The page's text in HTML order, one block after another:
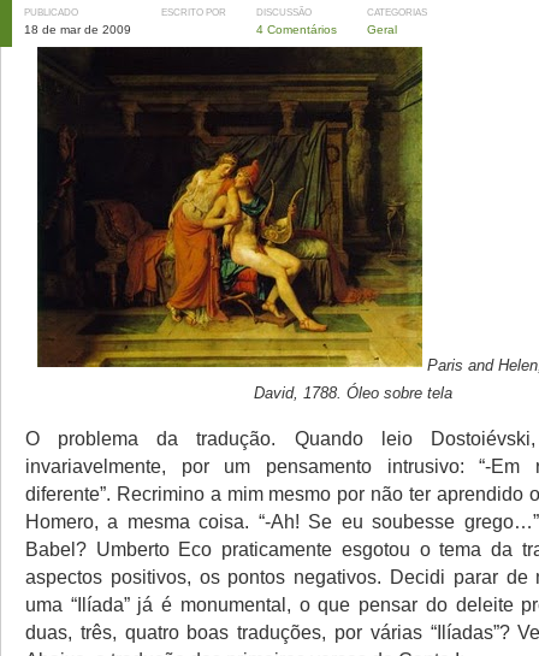
PUBLICADO
18 de mar de 2009
ESCRITO POR DISCUSSÃO
4 Comentários
CATEGORIAS
Geral
Paris and
David, 1788. Óleo sobre tela
O problema da tradução. Quando leio
invariavelmente, por um pensamento intrusivo: “-
diferente”. Recrimino a mim mesmo por não ter aprendido
Homero, a mesma coisa. “-Ah! Se eu soubesse
Babel? Umberto Eco praticamente esgotou o tema da
aspectos positivos, os pontos negativos. Decidi parar de
uma “Ilíada” já é monumental, o que pensar do deleite
duas, três, quatro boas traduções, por várias “Ilíadas”?